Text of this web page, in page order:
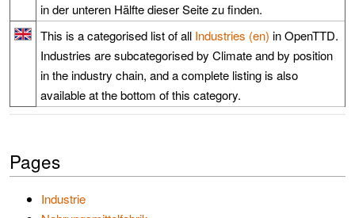
in der unteren Hälfte dieser Seite zu finden.
This is a categorised list of all Industries (en) in OpenTTD.
Industries are subcategorised by Climate and by position
in the industry chain, and a complete listing is also
available at the bottom of this category.
Pages
Industrie